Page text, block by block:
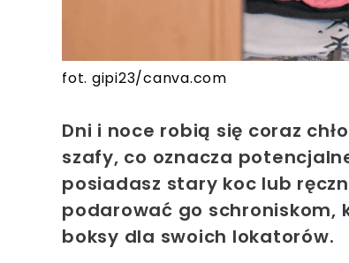
fot. gipi23/canva.com
Dni i noce robią się coraz
szafy, co oznacza
posiadasz stary koc lub
podarować go schroniskom,
boksy dla swoich lokatorów.